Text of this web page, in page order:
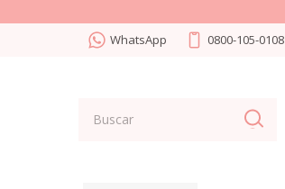
WhatsApp 0800-105-0108